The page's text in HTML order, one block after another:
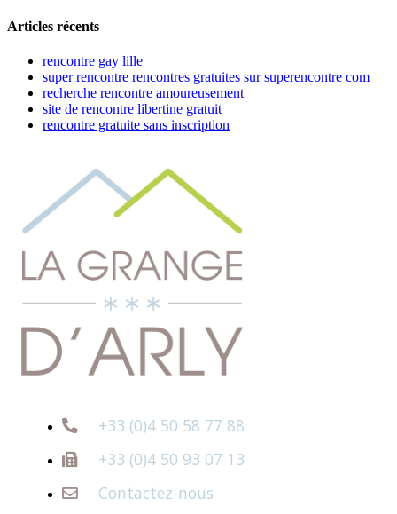
Articles récents
rencontre gay lille
super rencontre rencontres gratuites sur superencontre com
recherche rencontre amoureusement
site de rencontre libertine gratuit
rencontre gratuite sans inscription
+33 (0)4 50 58 77 88
+33 (0)4 50 93 07 13
Contactez-nous